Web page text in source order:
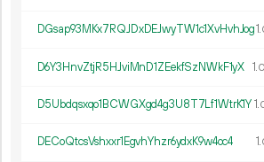
DGsap93MKx7RQJDxDEJwyTW1c1XvHvhJog1.
D6Y3HnvZtjR5HJviMnD1ZEekfSzNWkF1yX 1.
D5Ubdqsxqo1BCWGXgd4g3U8T7Lf1WtrK1Y1.
DECoQtcsVshxxr1EgvhYhzr6ydxK9w4oc4 1.